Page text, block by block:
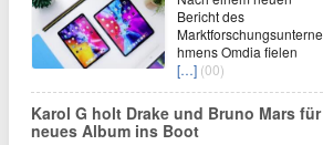
Bericht des
Marktforschungsunterne
hmens Omdia fielen
[…] (00)
Karol G holt Drake und Bruno Mars für
neues Album ins Boot